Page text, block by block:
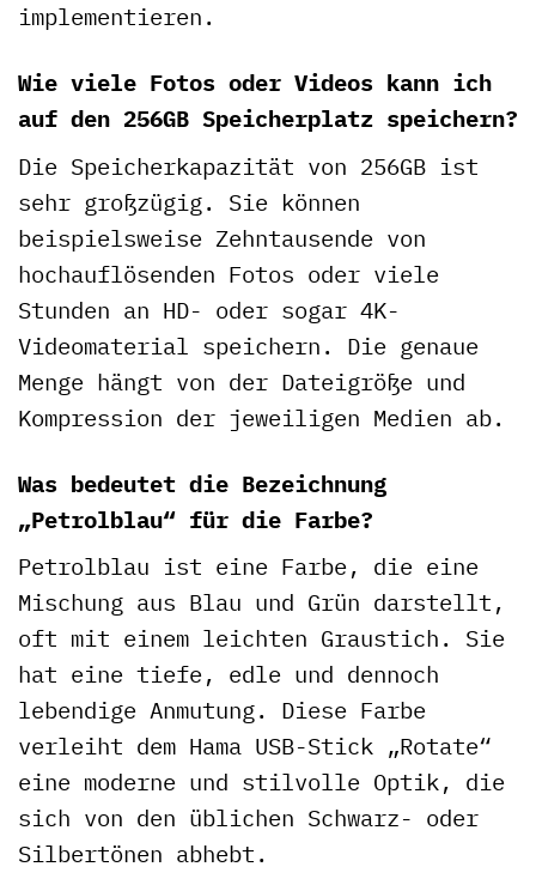
implementieren.
Wie viele Fotos oder Videos kann ich
auf den 256GB Speicherplatz speichern?
Die Speicherkapazität von 256GB ist
sehr großzügig. Sie können
beispielsweise Zehntausende von
hochauflösenden Fotos oder viele
Stunden an HD- oder sogar 4K-
Videomaterial speichern. Die genaue
Menge hängt von der Dateigröße und
Kompression der jeweiligen Medien ab.
Was bedeutet die Bezeichnung
„Petrolblau“ für die Farbe?
Petrolblau ist eine Farbe, die eine
Mischung aus Blau und Grün darstellt,
oft mit einem leichten Graustich. Sie
hat eine tiefe, edle und dennoch
lebendige Anmutung. Diese Farbe
verleiht dem Hama USB-Stick „Rotate“
eine moderne und stilvolle Optik, die
sich von den üblichen Schwarz- oder
Silbertönen abhebt.